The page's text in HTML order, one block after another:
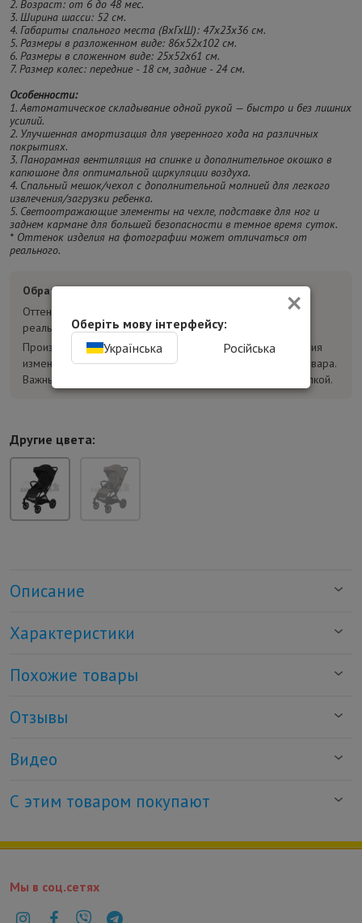
2. Возраст: от 6 до 48 мес.
3. Ширина шасси: 52 см.
4. Габариты спального места (ВхГхШ): 47х23х36 см.
5. Размеры в разложенном виде: 86x52x102 см.
6. Размеры в сложенном виде: 25x52x61 см.
7. Размер колес: передние - 18 см, задние - 24 см.
Особенности:
1. Автоматическое складывание одной рукой — быстро и без лишних
усилий.
2. Улучшенная амортизация для уверенного хода на различных
покрытиях.
3. Панорамная вентиляция на спинке и дополнительное окошко в
капюшоне для оптимальной циркуляции воздуха.
4. Спальный мешок/чехол с дополнительной молнией для легкого
извлечения/загрузки ребенка.
5. Светоотражающие элементы на чехле, подставке для ног и
заднем кармане для большей безопасности в темное время суток.
* Оттенок изделия на фотографии может отличаться от
реального.
Обратите внимание:
Оттенок товара на фотографиях может отличаться от
реального.
Производитель может без предварительного уведомления
изменять конструкцию, комплектацию и характеристики товара.
Важные параметры уточняйте у консультанта перед покупкой.
Другие цвета:
Описание
Характеристики
Похожие товары
Отзывы
Видео
С этим товаром покупают
Мы в соц.сетях
×
Оберіть мову інтерфейсу:
Українська
Російська